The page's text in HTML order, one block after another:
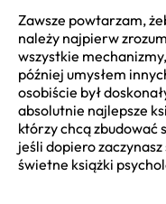
Zawsze powtarzam,
należy najpierw
wszystkie
później umysłem
osobiście był
absolutnie najlepsze
którzy chcą zbudować
jeśli dopiero
świetne książki